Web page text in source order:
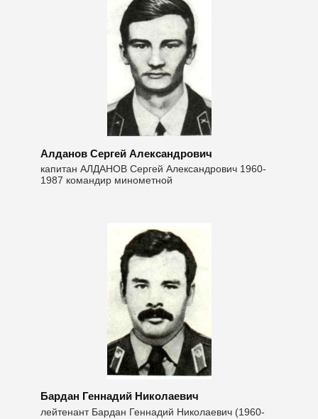
Алданов Сергей Александрович
капитан АЛДАНОВ Сергей Александрович 1960-
1987 командир минометной
Бардан Геннадий Николаевич
лейтенант Бардан Геннадий Николаевич (1960-